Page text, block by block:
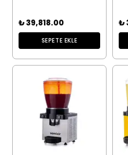
₺ 39,818.00
SEPETE EKLE
₺